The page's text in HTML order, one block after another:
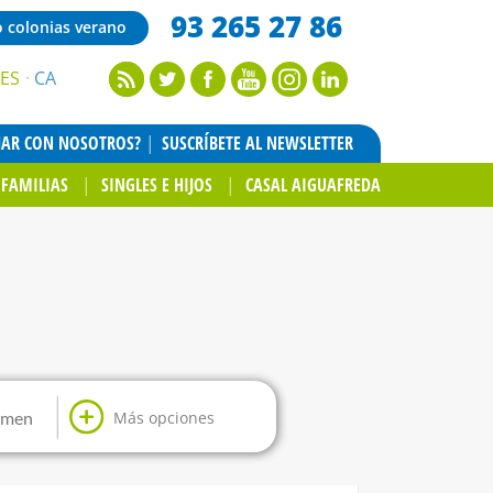
colonias verano 93 265 27 86
ES CA
CON NOSOTROS?
SUSCRÍBETE AL NEWSLETTER
FAMILIAS SINGLES E HIJOS CASAL AIGUAFREDA
Más opciones